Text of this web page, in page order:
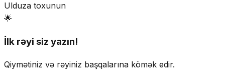
Ulduza toxunun
🌟
İlk rəyi siz yazın!
Qiymətiniz və rəyiniz başqalarına kömək edir.